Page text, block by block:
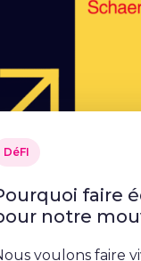
DéFI
faire
notre
voulons faire